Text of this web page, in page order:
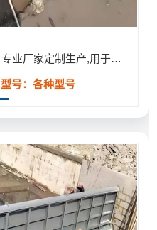
液压升降坝（液压活动坝）- 专业厂家定制生产,用于河道/防汛工程
型号：各种型号